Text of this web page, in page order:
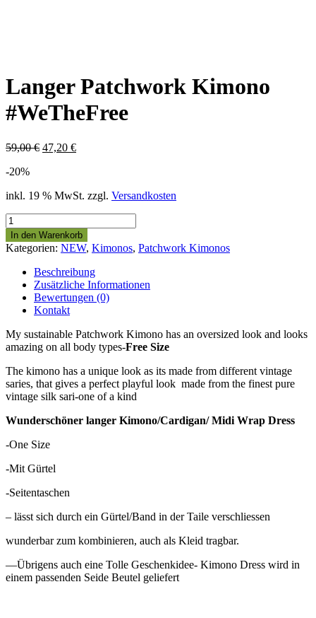
Langer Patchwork Kimono
#WeTheFree
59,00€ 47,20 €
-20%
inkl. 19 % MwSt. zzgl. Versandkosten
Langer
Patchwork
Kimono
#WeTheFree
Menge
In den Warenkorb
Kategorien: NEW, Kimonos, Patchwork Kimonos
Beschreibung
Zusätzliche Informationen
Bewertungen (0)
Kontakt
My sustainable Patchwork Kimono has an oversized look and looks
amazing on all body types-Free Size
The kimono has a unique look as its made from different vintage
saries, that gives a perfect playful look made from the finest pure
vintage silk sari-one of a kind
Wunderschöner langer Kimono/Cardigan/ Midi Wrap Dress
-One Size
-Mit Gürtel
-Seitentaschen
– lässt sich durch ein Gürtel/Band in der Taile verschliessen
wunderbar zum kombinieren, auch als Kleid tragbar.
—Übrigens auch eine Tolle Geschenkidee- Kimono Dress wird in
einem passenden Seide Beutel geliefert